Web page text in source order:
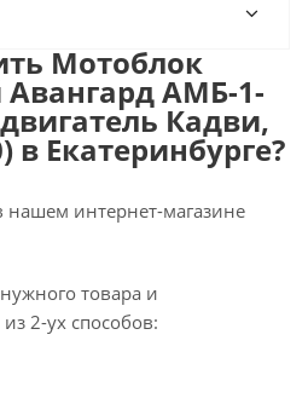
Мотоблок
АМБ-1-
Кадви,
в Екатеринбурге?
нашем интернет-магазине
товара и
2-ух способов: